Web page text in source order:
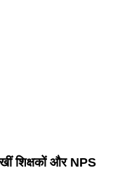
शिक्षकों और NPS